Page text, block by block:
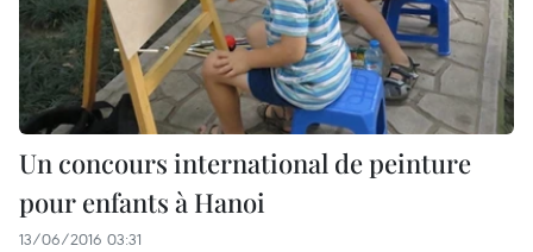
Un concours international de peinture
pour enfants à Hanoi
13/06/2016 03:31